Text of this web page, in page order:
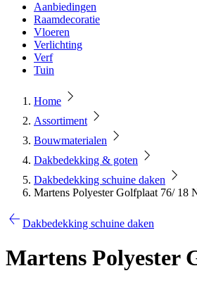
Aanbiedingen
Raamdecoratie
Vloeren
Verlichting
Verf
Tuin
Home
Assortiment
Bouwmaterialen
Dakbedekking & goten
Dakbedekking schuine daken
Martens Polyester Golfplaat 76/ 18
Dakbedekking schuine daken
Martens Polyester